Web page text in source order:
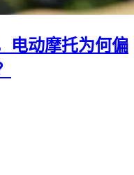
电动摩托为何偏